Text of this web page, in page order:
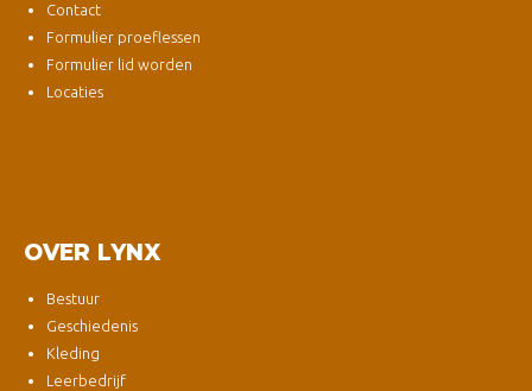
Contact
Formulier proeflessen
Formulier lid worden
Locaties
OVER LYNX
Bestuur
Geschiedenis
Kleding
Leerbedrijf